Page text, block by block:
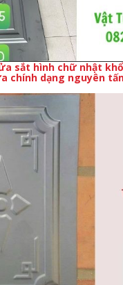
sắt hình chữ nhật
chính dạng nguyên